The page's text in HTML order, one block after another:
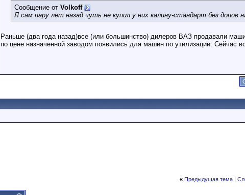
Сообщение от Volkoff
Я сам пару лет назад чуть не купил у них калину-стандарт без допов
Раньше (два года назад)все (или большинство) дилеров ВАЗ продавали
по цене назначенной заводом появились для машин по утилизации.
« Предыдущая тема|